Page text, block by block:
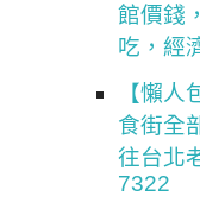
館價錢
吃，經
【懶
食街全
往台北
7322